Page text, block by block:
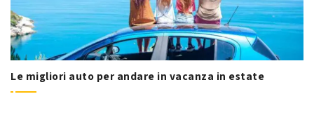
Le migliori auto per andare in vacanza in estate